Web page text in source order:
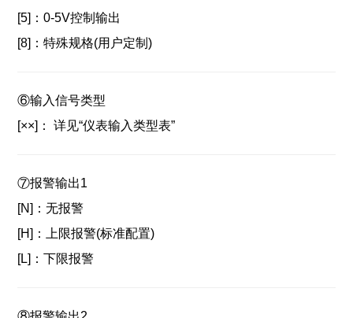
[5]：0-5V控制输出
[8]：特殊规格(用户定制)
⑥输入信号类型
[××]：
详见“仪表输入类型表”
⑦报警输出1
[N]：无报警
[H]：
上限报警(标准配置)
[L]：下限报警